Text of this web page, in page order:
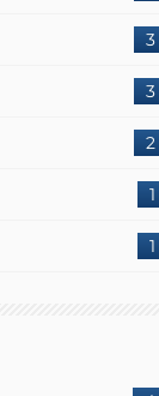
3
3
2
1
1